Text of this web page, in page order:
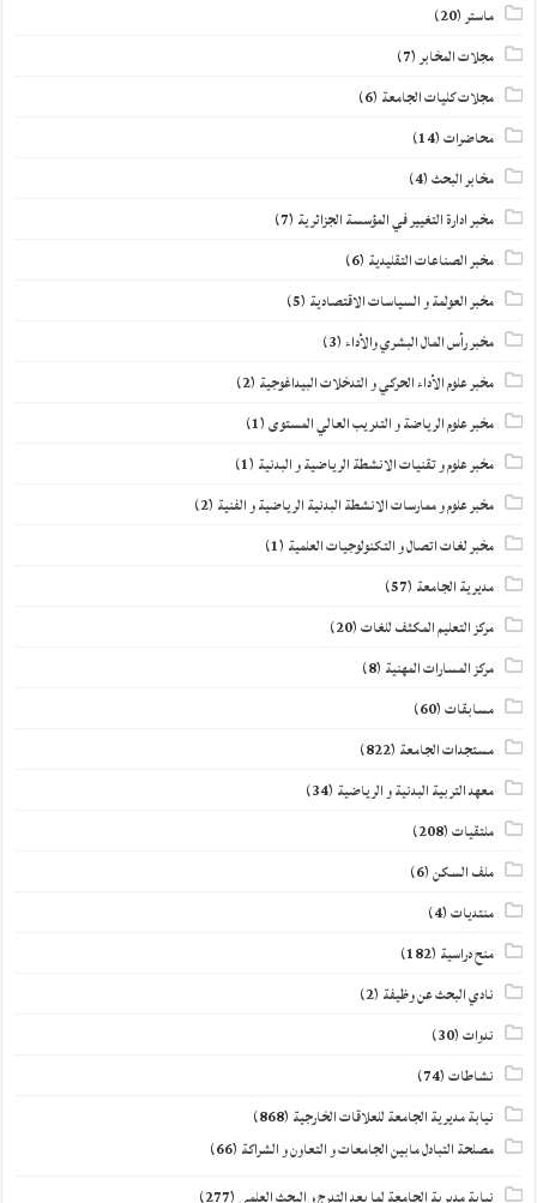
ماستر(20)
مجلات المخابر(7)
مجلات كليات الجامعة (6)
محاضرات(14)
مخابر البحث(4)
مخبر ادارة التغيير في المؤسسة الجزائرية (7)
مخبر الصناعات التقليدية (6)
مخبر العولمة و السياسات الاقتصادية (5)
مخبر رأس المال البشري والأداء(3)
مخبر علوم الأداء الحركي و التدخلات البيداغوجية (2)
مخبر علوم الرياضة و التدريب العالي المستوى(1)
مخبر علوم و تقنيات الانشطة الرياضية و البدنية (1)
مخبر علوم و ممارسات الانشطة البدنية الرياضية و الفنية (2)
مخبر لغات اتصال و التكنولوجيات العلمية (1)
مديرية الجامعة (57)
مركز التعليم المكثف للغات(20)
مركز المسارات المهنية (8)
مسابقات(60)
مستجدات الجامعة (822)
معهد التربية البدنية و الرياضية (34)
ملتقيات(208)
ملف السكن(6)
منتديات(4)
منح دراسية (182)
نادي البحث عن وظيفة (2)
ندوات(30)
نشاطات(74)
نيابة مديرية الجامعة للعلاقات الخارجية (868)
مصلحة التبادل مابين الجامعات و التعاون و الشراكة (66)